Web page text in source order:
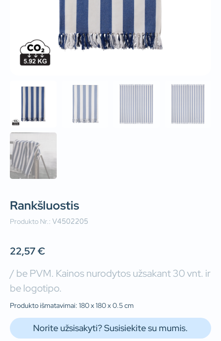
Rankšluostis
Produkto Nr.: V4502205
22,57€
/ be PVM. Kainos nurodytos užsakant 30 vnt. ir
be logotipo.
Produkto išmatavimai: 180 x 180 x 0.5 cm
Norite užsisakyti? Susisiekite su mumis.